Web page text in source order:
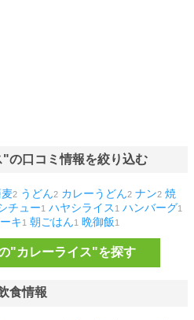
の口コミ情報を絞り込む
2 うどん2 カレーうどん2 ナン2 焼
チュー1 ハヤシライス 1 ハンバーグ1
キ1 朝ごはん1 晩御飯1
"カレーライス"を探す
食情報